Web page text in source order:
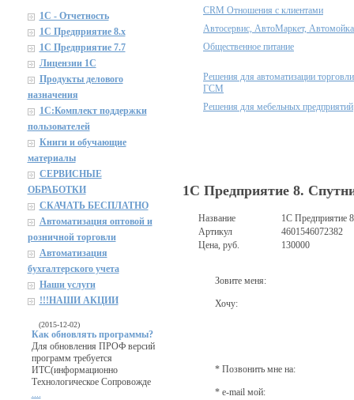
1С - Отчетность
1С Предприятие 8.x
1С Предприятие 7.7
Лицензии 1С
Продукты делового
назначения
1C:Комплект поддержки
пользователей
Книги и обучающие
материалы
СЕРВИСНЫЕ
ОБРАБОТКИ
СКАЧАТЬ БЕСПЛАТНО
Автоматизация оптовой и
розничной торговли
Автоматизация
бухгалтерского учета
Наши услуги
!!!НАШИ АКЦИИ
(2015-12-02)
Как обновлять программы?
Для обновления ПРОФ версий
программ требуется
ИТС(информационно
Технологическое Сопровожде
....
CRM Отношения с клиентами
Автосервис, АвтоМаркет, Автомойка
Общественное питание
Решения для автоматизации торговли
ГСМ
Решения для мебельных предприятий
1C Предприятие 8.
Название
1C Предприятие
Артикул
4601546072382
Цена, руб.
130000
Зовите меня:
Хочу:
* Позвонить мне на:
* e-mail мой: